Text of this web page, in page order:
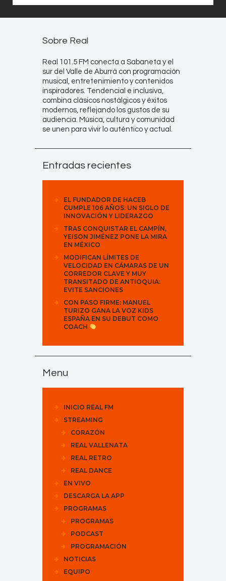
Sobre Real
Real 101.5 FM conecta a Sabaneta y el
sur del Valle de Aburrá con programación
musical, entretenimiento y contenidos
inspiradores. Tendencial e inclusiva,
combina clásicos nostálgicos y éxitos
modernos, reflejando los gustos de su
audiencia. Música, cultura y comunidad
se unen para vivir lo auténtico y actual.
Entradas recientes
EL FUNDADOR DE HACEB
CUMPLE 106 AÑOS: UN SIGLO DE
INNOVACIÓN Y LIDERAZGO
TRAS CONQUISTAR EL CAMPÍN,
YEISON JIMÉNEZ PONE LA MIRA
EN MÉXICO
MODIFICAN LÍMITES DE
VELOCIDAD EN CÁMARAS DE UN
CORREDOR CLAVE Y MUY
TRANSITADO DE ANTIOQUIA:
EVITE SANCIONES
CON PASO FIRME: MANUEL
TURIZO GANA LA VOZ KIDS
ESPAÑA EN SU DEBUT COMO
COACH
Menu
INICIO REAL FM
STREAMING
CORAZÓN
REAL VALLENATA
REAL RETRO
REAL DANCE
EN VIVO
DESCARGA LA APP
PROGRAMAS
PROGRAMAS
PODCAST
PROGRAMACIÓN
NOTICIAS
EQUIPO